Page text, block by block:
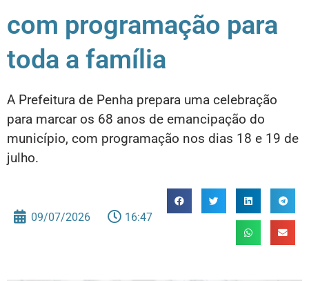
com programação para
toda a família
A Prefeitura de Penha prepara uma celebração
para marcar os 68 anos de emancipação do
município, com programação nos dias 18 e 19 de
julho.
09/07/2026 16:47